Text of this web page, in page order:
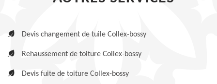
Devis changement de tuile Collex-bossy
Rehaussement de toiture Collex-bossy
Devis fuite de toiture Collex-bossy